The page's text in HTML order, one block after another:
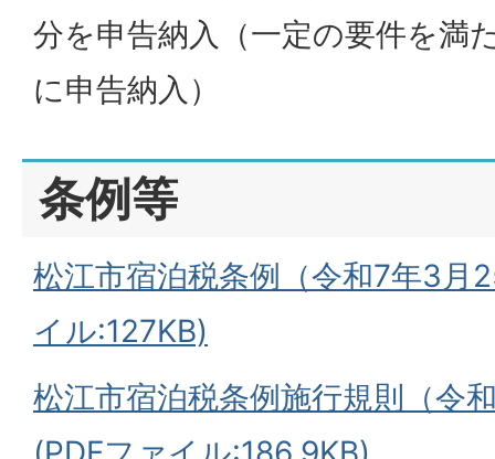
分を申告納入（一定の要件を満
に申告納入）
条例等
松江市宿泊税条例（令和7年3月
イル:127KB)
松江市宿泊税条例施行規則（令